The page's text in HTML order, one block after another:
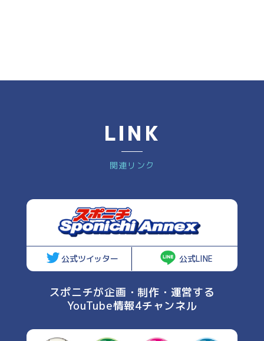
LINK
関連リンク
公式ツイッター 公式LINE
スポニチが企画・制作・運営する
YouTube情報4チャンネル